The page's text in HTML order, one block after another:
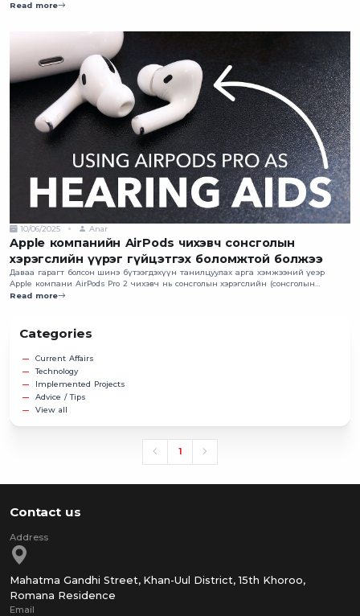
Read more
10/06/2025 Anar
Apple компанийн AirPods чихэвч сонсголын
хэрэгслийн үүрэг гүйцэтгэх боломжтой болжээ
Даваа гарагт болсон шинэ бүтээгдэхүүн танилцуулах арга хэмжээний үеэр
Apple компани AirPods Pro 2 чихэвч нь сонсголын хэрэгслийн (сонсголын
аппарат ч гэдэг) үүрэг гүйцэтгэдэг болж байгааг зарласан байна.
Read more
Categories
Current Affairs
Technology
Implemented Projects
Advice / Tips
View all
1
Contact us
Mahatma Gandhi Street, Khan-Uul District, 15th Khoroo,
Romana Residence